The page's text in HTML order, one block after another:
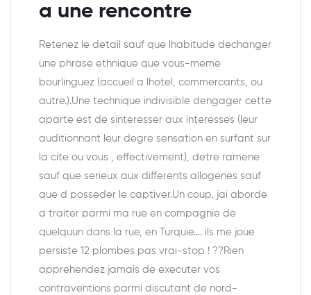
a une rencontre
Retenez le detail sauf que lhabitude dechanger
une phrase ethnique que vous-meme
bourlinguez (accueil a lhotel, commercants, ou
autre.).Une technique indivisible dengager cette
aparte est de sinteresser aux interesses (leur
auditionnant leur degre sensation en surfant sur
la cite ou vous , effectivement), detre ramene
sauf que serieux aux differents allogenes sauf
que d posseder le captiver.Un coup, jai aborde
a traiter parmi ma rue en compagnie de
quelquun dans la rue, en Turquie…. ils me joue
persiste 12 plombes pas vrai-stop ! ??Rien
apprehendez jamais de executer vos
contraventions parmi discutant de nord-